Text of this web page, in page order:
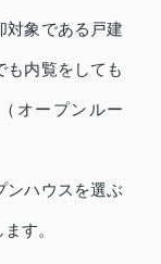
対象である戸建
も内覧をしても
オープンルー
ンハウスを選ぶ
す。